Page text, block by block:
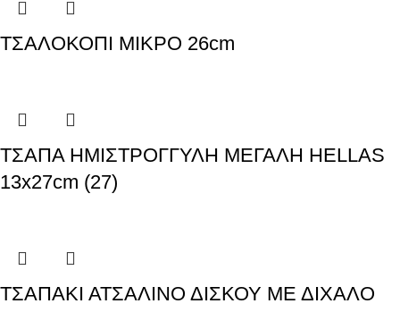
ΤΣΑΛΟΚΟΠΙ ΜΙΚΡΟ 26cm
ΤΣΑΠΑ ΗΜΙΣΤΡΟΓΓΥΛΗ ΜΕΓΑΛΗ HELLAS
13x27cm (27)
ΤΣΑΠΑΚΙ ΑΤΣΑΛΙΝΟ ΔΙΣΚΟΥ ΜΕ ΔΙΧΑΛΟ